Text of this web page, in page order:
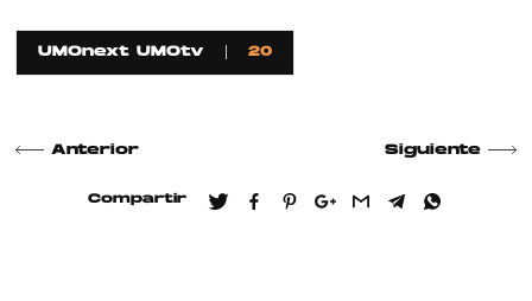
UMOnext UMOtv 20
Anterior Siguiente
Compartir